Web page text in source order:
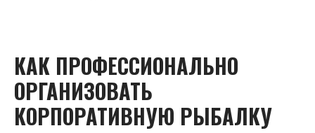
КАК ПРОФЕССИОНАЛЬНО
ОРГАНИЗОВАТЬ
КОРПОРАТИВНУЮ РЫБАЛКУ